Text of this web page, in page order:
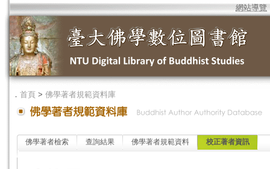
網站導覽
． 首頁 > 佛學著者規範資料庫
佛學著者檢索 查詢結果 佛學著者規範資料 校正著者資訊